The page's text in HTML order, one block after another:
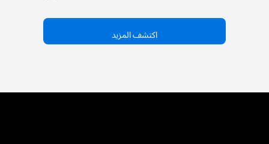
اكتشف المزيد